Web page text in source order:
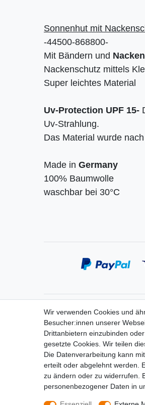
Sonnenhut mit
-44500-868800-
Mit Bändern und
Nackenschutz mittels
Super leichtes Material
Uv-Protection UPF 15-
Uv-Strahlung.
Das Material wurde
Made in Germany
100% Baumwolle
waschbar bei 30°C
Zahlung
Versand
Kontakt
Messe-Termine
Bildergalerie
Wir verwenden Cookies und
Besucher:innen unserer
Drittanbietern einzubinden
gesetzte Cookies. Wir teilen
Die Datenverarbeitung kann
erteilt oder abgelehnt werden.
zu ändern oder zu widerrufen.
personenbezogener Daten in